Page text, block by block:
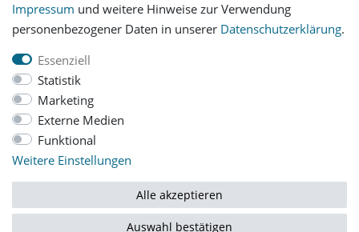
Impressum
Barrierefreiheitserklärung
Vertrag widerrufen
© Copyright 2026 | Alle Rechte vorbehalten.
Impressum und weitere Hinweise zur Verwendung
personenbezogener Daten in unserer Daten­schutz­erklärung.
Essenziell
Statistik
Marketing
Externe Medien
Funktional
Weitere Einstellungen
Alle akzeptieren
Auswahl bestätigen